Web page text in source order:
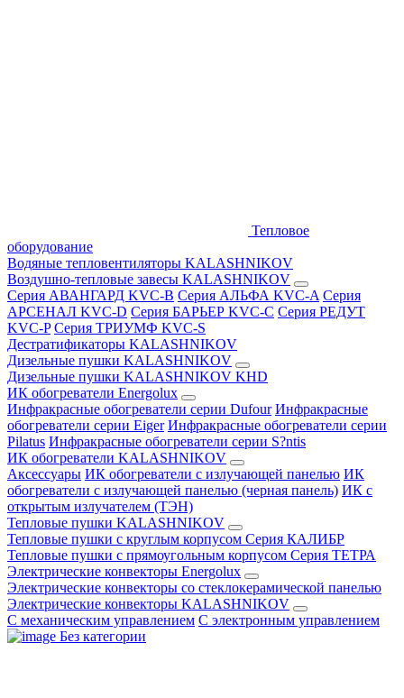
Тепловое
оборудование
Водяные тепловентиляторы KALASHNIKOV
Воздушно-тепловые завесы KALASHNIKOV
Серия АВАНГАРД KVC-B Серия АЛЬФА KVC-A Серия
АРСЕНАЛ KVC-D Серия БАРЬЕР KVC-C Серия РЕДУТ
KVC-P Серия ТРИУМФ KVC-S
Дестратификаторы KALASHNIKOV
Дизельные пушки KALASHNIKOV
Дизельные пушки KALASHNIKOV KHD
ИК обогреватели Energolux
Инфракрасные обогреватели серии Dufour Инфракрасные
обогреватели серии Eiger Инфракрасные обогреватели серии
Pilatus Инфракрасные обогреватели серии S?ntis
ИК обогреватели KALASHNIKOV
Аксессуары ИК обогреватели с излучающей панелью ИК
обогреватели с излучающей панелью (черная панель) ИК с
открытым излучателем (ТЭН)
Тепловые пушки KALASHNIKOV
Тепловые пушки с круглым корпусом Серия КАЛИБР
Тепловые пушки с прямоугольным корпусом Серия ТЕТРА
Электрические конвекторы Energolux
Электрические конвекторы со стеклокерамической панелью
Электрические конвекторы KALASHNIKOV
С механическим управлением С электронным управлением
Без категории